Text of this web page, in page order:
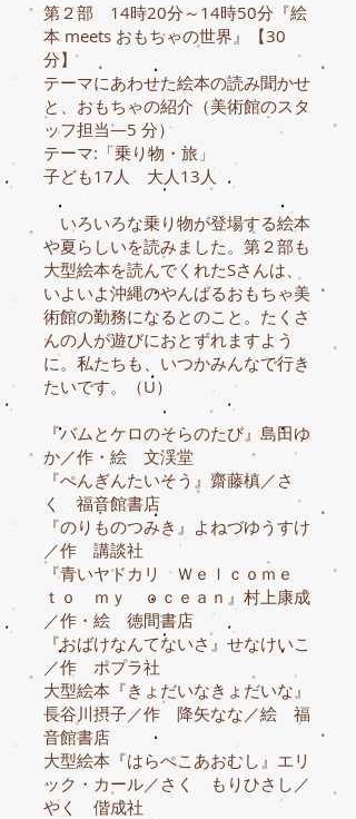
第２部 14時20分～14時50分『絵
本 meets おもちゃの世界』【30
分】
テーマにあわせた絵本の読み聞かせ
と、おもちゃの紹介（美術館のスタ
ッフ担当―5 分）
テーマ:「乗り物・旅」
子ども17人 大人13人
いろいろな乗り物が登場する絵本
や夏らしいを読みました。第２部も
大型絵本を読んでくれたSさんは、
いよいよ沖縄のやんばるおもちゃ美
術館の勤務になるとのこと。たくさ
んの人が遊びにおとずれますよう
に。私たちも、いつかみんなで行き
たいです。（U）
『バムとケロのそらのたび』島田ゆ
か／作・絵 文渓堂
『ぺんぎんたいそう』齋藤槙／さ
く 福音館書店
『のりものつみき』よねづゆうすけ
／作 講談社
『青いヤドカリ Ｗｅｌｃｏｍｅ
ｔｏ ｍｙ ｏｃｅａｎ』村上康成
／作・絵 徳間書店
『おばけなんてないさ』せなけいこ
／作 ポプラ社
大型絵本『きょだいなきょだいな』
長谷川摂子／作 降矢なな／絵 福
音館書店
大型絵本『はらぺこあおむし』エリ
ック・カール／さく もりひさし／
やく 偕成社